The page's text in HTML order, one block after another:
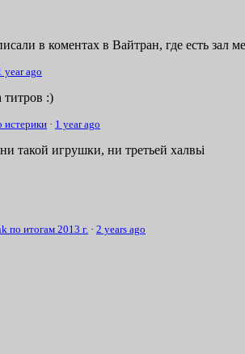
в коментах в Вайтран, где есть зал
year ago
титров :)
истерики · 1 year ago
такой игрушки, ни третьей халвьі
по итогам 2013 г. · 2 years ago